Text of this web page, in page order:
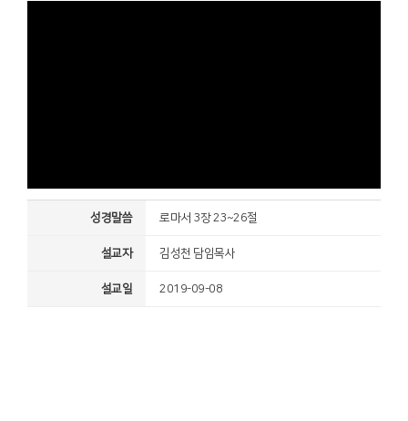
성경말씀 로마서 3장 23~26절
설교자 김성천 담임목사
설교일 2019-09-08